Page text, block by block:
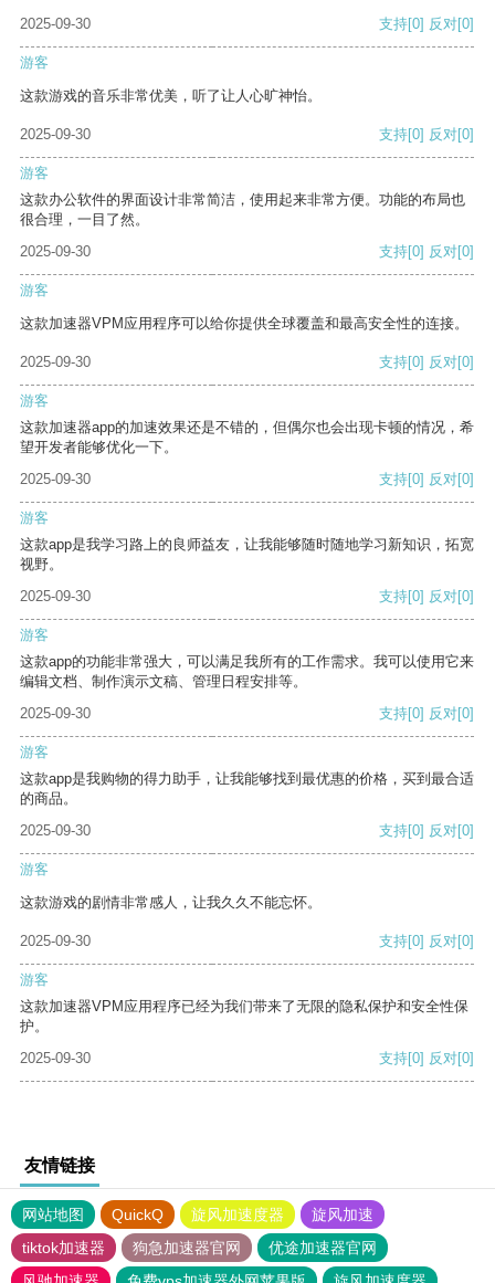
2025-09-30 支持[0] 反对[0]
游客
这款游戏的音乐非常优美，听了让人心旷神怡。
2025-09-30 支持[0] 反对[0]
游客
这款办公软件的界面设计非常简洁，使用起来非常方便。功能的布局也
很合理，一目了然。
2025-09-30
支持[0] 反对[0]
游客
这款加速器VPM应用程序可以给你提供全球覆盖和最高安全性的连接。
2025-09-30 支持[0] 反对[0]
游客
这款加速器app的加速效果还是不错的，但偶尔也会出现卡顿的情况，希
望开发者能够优化一下。
2025-09-30
支持[0] 反对[0]
游客
这款app是我学习路上的良师益友，让我能够随时随地学习新知识，拓宽
视野。
2025-09-30
支持[0] 反对[0]
游客
这款app的功能非常强大，可以满足我所有的工作需求。我可以使用它来
编辑文档、制作演示文稿、管理日程安排等。
2025-09-30
支持[0] 反对[0]
游客
这款app是我购物的得力助手，让我能够找到最优惠的价格，买到最合适
的商品。
2025-09-30
支持[0] 反对[0]
游客
这款游戏的剧情非常感人，让我久久不能忘怀。
2025-09-30 支持[0] 反对[0]
游客
这款加速器VPM应用程序已经为我们带来了无限的隐私保护和安全性保
护。
2025-09-30
支持[0] 反对[0]
友情链接
网站地图 QuickQ 旋风加速度器
旋风加速
tiktok加速器
狗急加速器官网
优途加速器官网